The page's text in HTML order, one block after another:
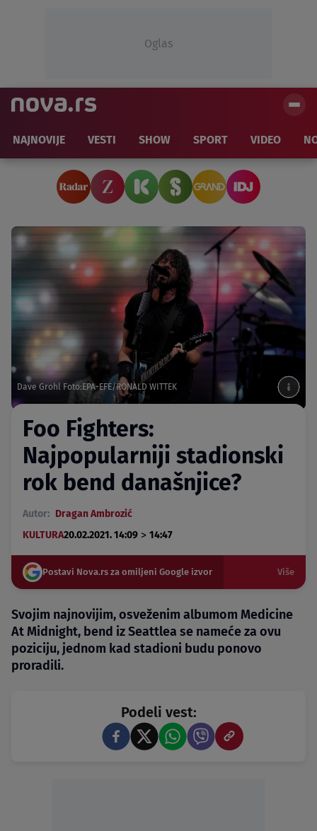
Oglas
NAJNOVIJE VESTI SHOW SPORT VIDEO
Dave Grohl Foto:EPA-EFE/RONALD WITTEK
Foo Fighters:
Najpopularniji stadionski
rok bend današnjice?
Autor: Dragan Ambrozić
KULTURA20.02.2021. 14:09 > 14:47
Postavi Nova.rs za omiljeni Google izvor Više
Svojim najnovijim, osveženim albumom Medicine
At Midnight, bend iz Seattlea se nameće za ovu
poziciju, jednom kad stadioni budu ponovo
proradili.
Podeli vest: